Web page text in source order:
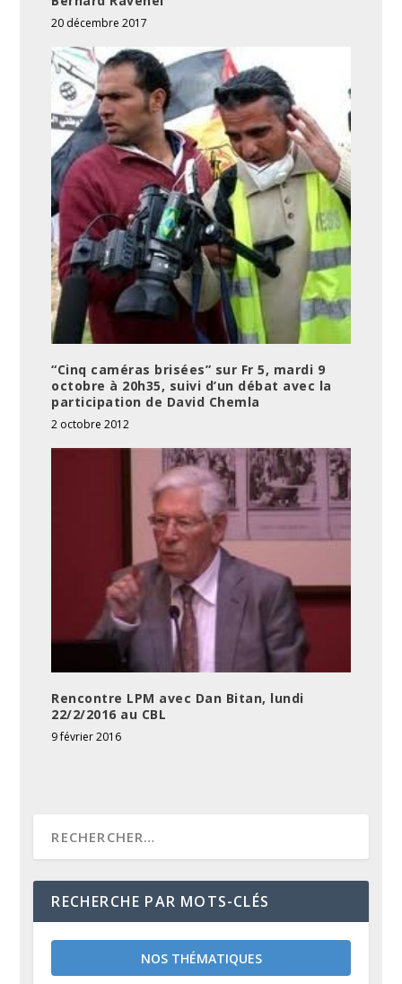
20 décembre 2017
“Cinq caméras brisées” sur Fr 5, mardi 9
octobre à 20h35, suivi d’un débat avec la
participation de David Chemla
2 octobre 2012
Rencontre LPM avec Dan Bitan, lundi
22/2/2016 au CBL
9 février 2016
RECHERCHE PAR MOTS-CLÉS
NOS THÉMATIQUES